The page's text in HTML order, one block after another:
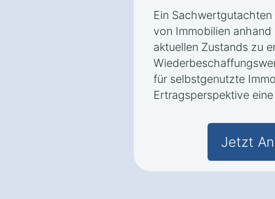
Ein
von Immobilien
aktuellen Zustands zu
für selbstgenutzte
Ertragsperspektive
Jetzt